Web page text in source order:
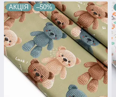
АКЦІЯ –50%